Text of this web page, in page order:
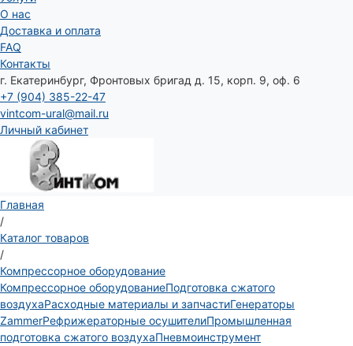
О нас
Доставка и оплата
FAQ
Контакты
г. Екатеринбург, Фронтовых бригад д. 15, корп. 9, оф. 6
+7 (904) 385-22-47
vintcom-ural@mail.ru
Личный кабинет
Главная
/
Каталог товаров
/
Компрессорное оборудование
Компрессорное оборудованиеПодготовка сжатого
воздухаРасходные материалы и запчастиГенераторы
ZammerРефрижераторные осушителиПромышленная
подготовка сжатого воздухаПневмоинструмент